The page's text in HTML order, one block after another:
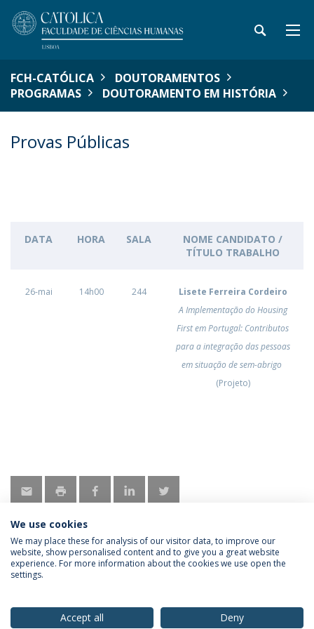
FCH-CATÓLICA
DOUTORAMENTOS
PROGRAMAS
DOUTORAMENTO EM HISTÓRIA
Provas Públicas
DATA HORA SALA
NOME CANDIDATO /
TÍTULO TRABALHO
26-mai 14h00 244
Lisete Ferreira Cordeiro
A Implementação do Housing
First em Portugal: Contributos
para a integração das pessoas
em situação de sem-abrigo
(Projeto)
Política de Privacidade
Termos & Condições
We use cookies
We may place these for analysis of our visitor data, to improve our
website, show personalised content and to give you a great website
experience. For more information about the cookies we use open the
settings.
Accept all Deny